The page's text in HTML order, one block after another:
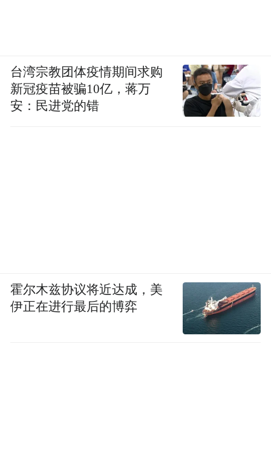
台湾宗教团体疫情期间求购
新冠疫苗被骗10亿，蒋万
安：民进党的错
霍尔木兹协议将近达成，美
伊正在进行最后的博弈